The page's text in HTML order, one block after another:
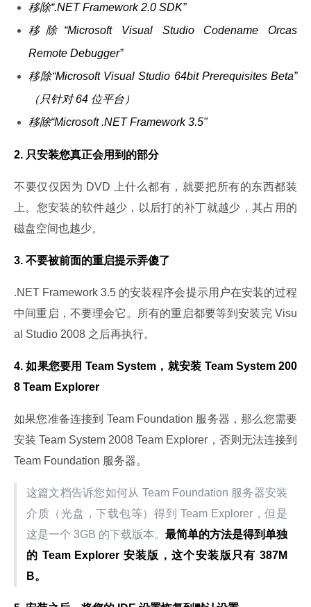
移除“.NET Framework 2.0 SDK”
移除“Microsoft Visual Studio Codename Orcas
Remote Debugger”
移除“Microsoft Visual Studio 64bit Prerequisites Beta”
（只针对 64 位平台）
移除“Microsoft .NET Framework 3.5"
2. 只安装您真正会用到的部分
不要仅仅因为 DVD 上什么都有，就要把所有的东西都装
上。您安装的软件越少，以后打的补丁就越少，其占用的
磁盘空间也越少。
3. 不要被前面的重启提示弄傻了
.NET Framework 3.5 的安装程序会提示用户在安装的过程
中间重启，不要理会它。所有的重启都要等到安装完 Visu
al Studio 2008 之后再执行。
4. 如果您要用 Team System，就安装 Team System 200
8 Team Explorer
如果您准备连接到 Team Foundation 服务器，那么您需要
安装 Team System 2008 Team Explorer，否则无法连接到
Team Foundation 服务器。
这篇文档告诉您如何从 Team Foundation 服务器安装
介质（光盘，下载包等）得到 Team Explorer，但是
这是一个 3GB 的下载版本。 最简单的方法是得到单独
的 Team Explorer 安装版 ，这个安装版只有 387M
B。